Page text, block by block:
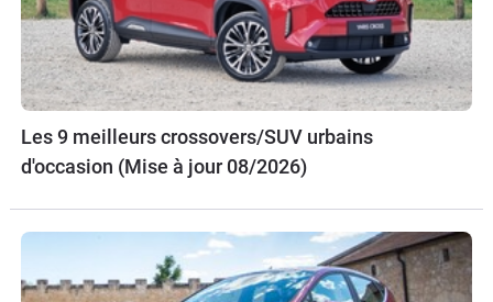
Les 9 meilleurs crossovers/SUV urbains
d'occasion (Mise à jour 08/2026)